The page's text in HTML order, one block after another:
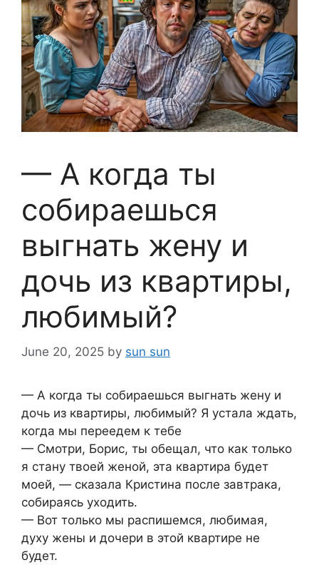
— А когда ты
собираешься
выгнать жену и
дочь из квартиры,
любимый?
June 20, 2025 by sun sun
— А когда ты собираешься выгнать жену и
дочь из квартиры, любимый? Я устала ждать,
когда мы переедем к тебе
— Смотри, Борис, ты обещал, что как только
я стану твоей женой, эта квартира будет
моей, — сказала Кристина после завтрака,
собираясь уходить.
— Вот только мы распишемся, любимая,
духу жены и дочери в этой квартире не
будет.